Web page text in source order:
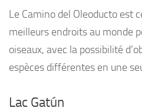
Le Camino del Oleoducto est
meilleurs endroits au monde
oiseaux, avec la possibilité
espèces différentes en une
Lac Gatún